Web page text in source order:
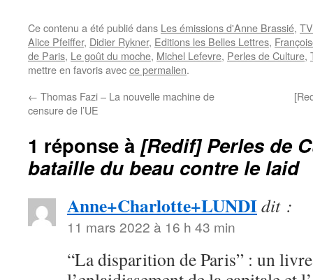
Ce contenu a été publié dans Les émissions d'Anne Brassié,
Alice Pfeiffer, Didier Rykner, Editions les Belles Lettres,
de Paris, Le goût du moche, Michel Lefevre, Perles de Culture,
mettre en favoris avecce permalien.
← Thomas Fazi – La nouvelle machine de
censure de l’UE
1 réponse à [Redif] Perles de
bataille du beau contre le laid
Anne+Charlotte+LUNDIdit :
11 mars 2022 à 16 h 43 min
“La disparition de Paris” : un